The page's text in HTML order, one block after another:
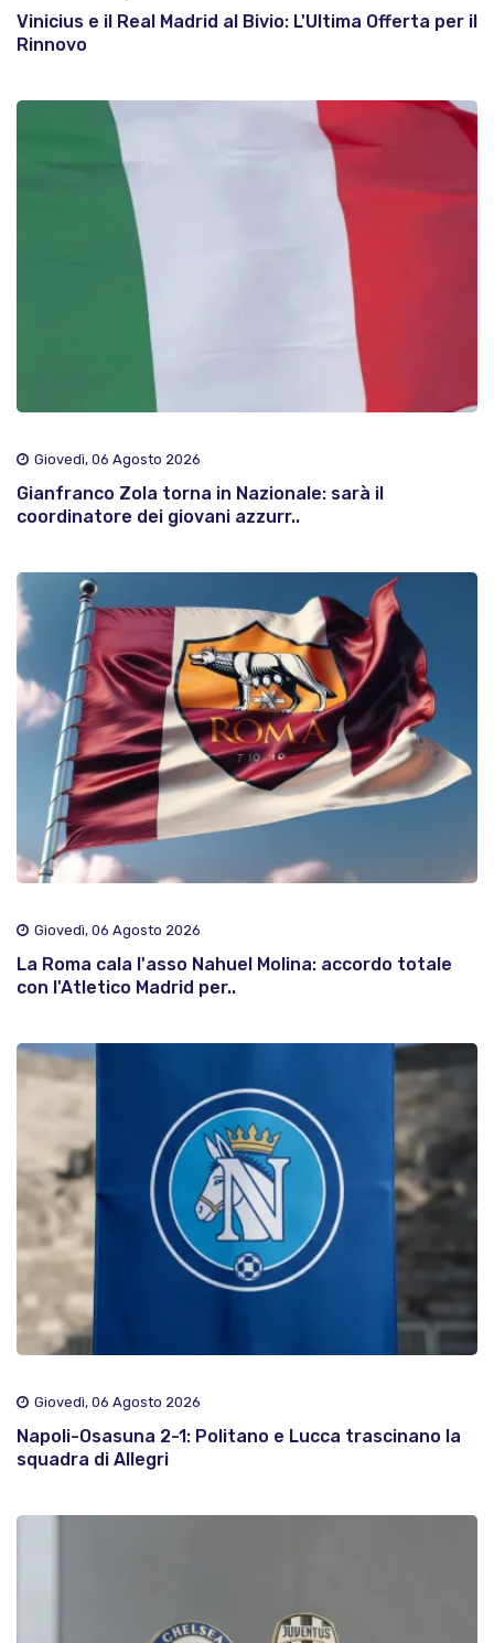
Vinicius e il Real Madrid al Bivio: L'Ultima Offerta per il
Rinnovo
Giovedì, 06 Agosto 2026
Gianfranco Zola torna in Nazionale: sarà il
coordinatore dei giovani azzurr..
Giovedì, 06 Agosto 2026
La Roma cala l'asso Nahuel Molina: accordo totale
con l'Atletico Madrid per..
Giovedì, 06 Agosto 2026
Napoli-Osasuna 2-1: Politano e Lucca trascinano la
squadra di Allegri